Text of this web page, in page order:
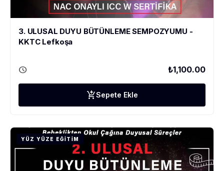
3. ULUSAL DUYU BÜTÜNLEME SEMPOZYUMU -
KKTC Lefkoşa
schedule ₺1,100.00
add_shopping_cartSepete Ekle
YÜZ YÜZE EĞITIM